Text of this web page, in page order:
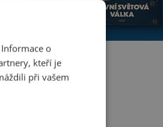
o
kteří je
při vašem